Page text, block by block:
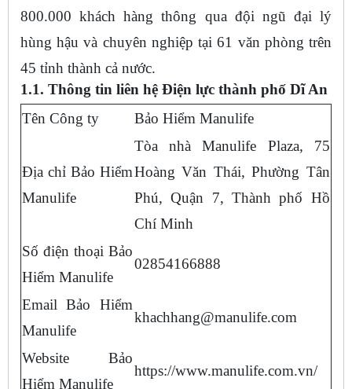
800.000 khách hàng thông qua đội ngũ đại lý
hùng hậu và chuyên nghiệp tại 61 văn phòng trên
45 tỉnh thành cả nước.
1.1. Thông tin liên hệ Điện lực thành phố Dĩ An
Tên Công ty
Bảo Hiểm Manulife
Địa chỉ Bảo Hiểm
Manulife
Tòa nhà Manulife Plaza, 75
Hoàng Văn Thái, Phường Tân
Phú, Quận 7, Thành phố Hồ
Chí Minh
Số điện thoại Bảo
Hiểm Manulife
02854166888
Email Bảo Hiểm
Manulife
khachhang@manulife.com
Website Bảo
Hiểm Manulife
https://www.manulife.com.vn/